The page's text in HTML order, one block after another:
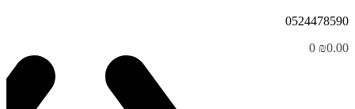
0524478590
₪0.00
0